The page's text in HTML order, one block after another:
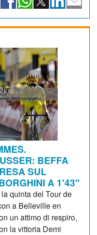
BEFFA
SUL
A 1'43"
quinta del Tour de
a Belleville en
un attimo di respiro,
la vittoria Demi